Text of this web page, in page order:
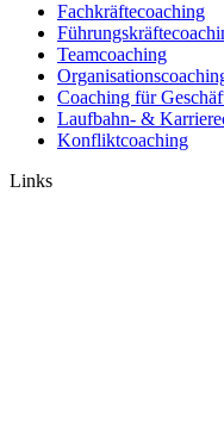
Fachkräftecoaching
Teamcoaching
Coaching für
Laufbahn- &
Konfliktcoaching
Links